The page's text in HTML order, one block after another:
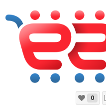
0